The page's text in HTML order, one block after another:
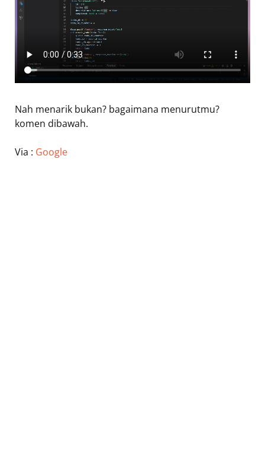
Nah menarik bukan? bagaimana menurutmu?
komen dibawah.
Via : Google